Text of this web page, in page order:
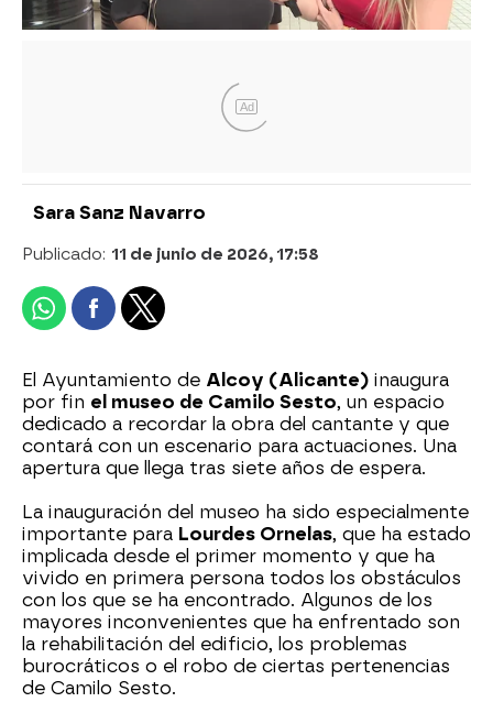
Ad
Sara Sanz Navarro
Publicado: 11 de junio de 2026, 17:58
El Ayuntamiento de Alcoy (Alicante) inaugura
por fin el museo de Camilo Sesto, un espacio
dedicado a recordar la obra del cantante y que
contará con un escenario para actuaciones. Una
apertura que llega tras siete años de espera.
La inauguración del museo ha sido especialmente
importante para Lourdes Ornelas, que ha estado
implicada desde el primer momento y que ha
vivido en primera persona todos los obstáculos
con los que se ha encontrado. Algunos de los
mayores inconvenientes que ha enfrentado son
la rehabilitación del edificio, los problemas
burocráticos o el robo de ciertas pertenencias
de Camilo Sesto.